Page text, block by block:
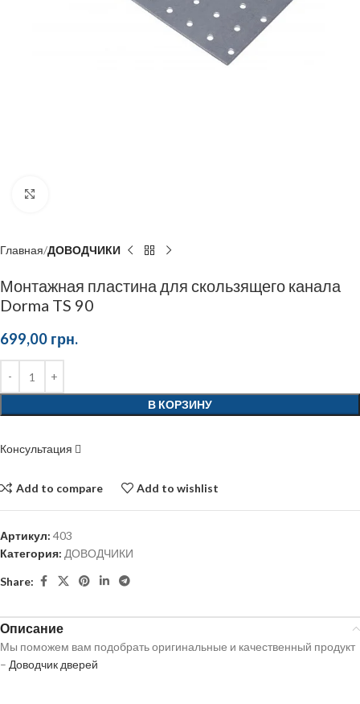
Главная ДОВОДЧИКИ
Монтажная пластина для скользящего канала
Dorma TS 90
699,00 грн.
В КОРЗИНУ
Консультация
Add to compare Add to wishlist
Артикул: 403
Категория: ДОВОДЧИКИ
Share:
Описание
Мы поможем вам подобрать оригинальные и качественный продукт
– Доводчик дверей